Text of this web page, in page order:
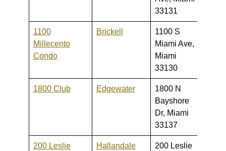
33131
1100
Millecento
Condo
Brickell
1100 S
Miami Ave,
Miami
33130
1800 Club Edgewater
1800 N
Bayshore
Dr, Miami
33137
200 Leslie
Hallandale
200 Leslie